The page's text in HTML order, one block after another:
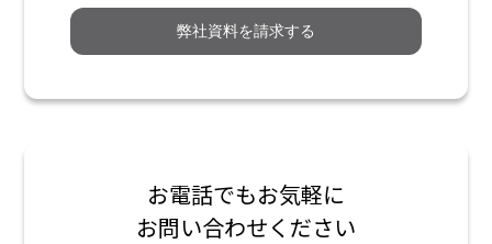
弊社資料を請求する
お電話でもお気軽に
お問い合わせください